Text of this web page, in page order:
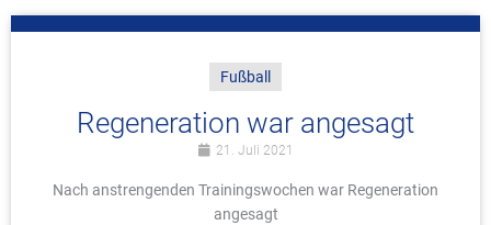
Fußball
Regeneration war angesagt
21. Juli 2021
Nach anstrengenden Trainingswochen war Regeneration
angesagt